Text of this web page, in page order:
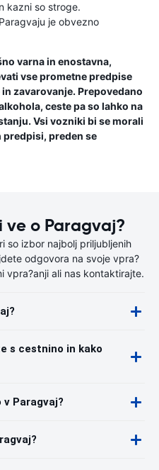
kazni so stroge.
je obvezno
varna in enostavna,
vse prometne predpise
zavarovanje. Prepovedano
ceste pa so lahko na
Vsi vozniki bi se morali
preden se
ve o Paragvaj?
so izbor najbolj priljubljenih
odgovora na svoje vpra?
vpra?anji ali nas kontaktirajte.
s cestnino in kako
Paragvaj?